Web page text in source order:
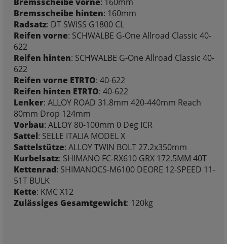
Bremsscheibe hinten: 160mm
Radsatz: DT SWISS G1800 CL
Reifen vorne: SCHWALBE G-One Allroad Classic 40-
622
Reifen hinten: SCHWALBE G-One Allroad Classic 40-
622
Reifen vorne ETRTO: 40-622
Reifen hinten ETRTO: 40-622
Lenker: ALLOY ROAD 31.8mm 420-440mm Reach
80mm Drop 124mm
Vorbau: ALLOY 80-100mm 0 Deg ICR
Sattel: SELLE ITALIA MODEL X
Sattelstütze: ALLOY TWIN BOLT 27.2x350mm
Kurbelsatz: SHIMANO FC-RX610 GRX 172.5MM 40T
Kettenrad: SHIMANOCS-M6100 DEORE 12-SPEED 11-
51T BULK
Kette: KMC X12
Zulässiges Gesamtgewicht: 120kg